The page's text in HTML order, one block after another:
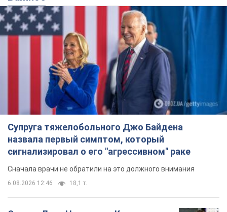
сигнализировал о его "агрессивном" раке
Сначала врачи не обратили на это должного внимания
18,1 т.
Отпуск Леси Никитюк в Карпатах
обернулся скандалом: почему
ведущую несправедливо захейтили
Знаменитость вышла на прямую
коммуникацию в сети и расставила все точки
над "i"
"Динамо" с победы стартовало в
квалификации Лиги конференций.
Видео